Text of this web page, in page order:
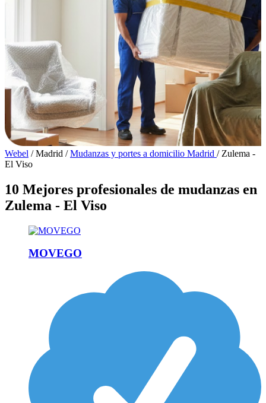
Webel / Madrid / Mudanzas y portes a domicilio Madrid / Zulema -
El Viso
10 Mejores profesionales de mudanzas en
Zulema - El Viso
MOVEGO